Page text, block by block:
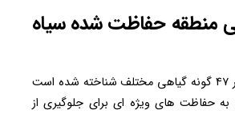
منطقه حفاظت شده سیاه
در این منطقه بالغ بر ۴۷ گونه گیاهی مختلف شناخته شده است
ها به حفاظت های ویژه ای برای جلوگیری از